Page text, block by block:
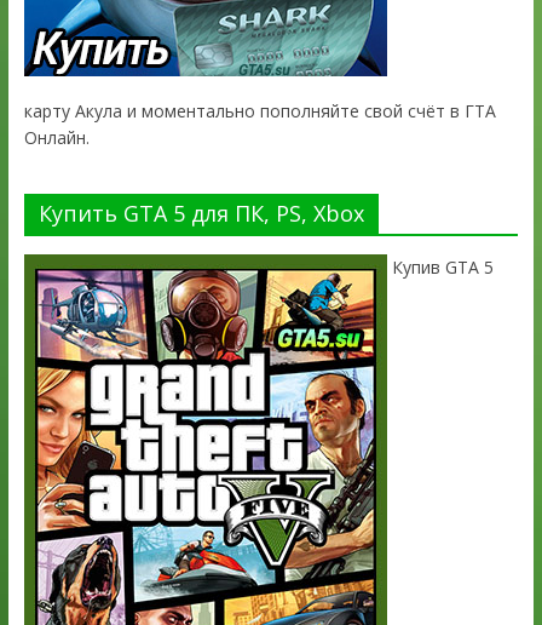
карту Акула и моментально пополняйте свой счёт в ГТА
Онлайн.
Купить GTA 5 для ПК, PS, Xbox
Купив GTA 5